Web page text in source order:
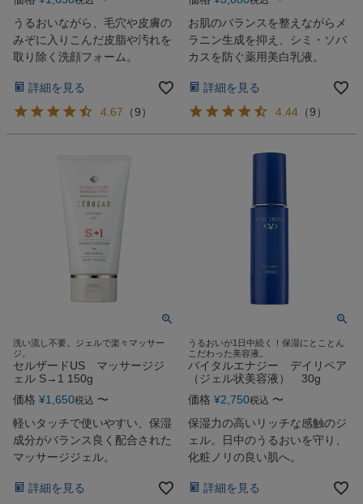
うるおいながら、毛穴や皮膚の
みぞに入りこんだ皮脂や汚れを
取り除く洗顔フォーム。
詳細を見る
4.67 （9）
お肌のバランスを整えながらメ
ラニン生成を抑え、シミ・ソバ
カスを防ぐ薬用美白乳液。
詳細を見る
4.44 （9）
洗い流し不要。ジェルで楽々マッサー
ジ。
セルザードUS マッサージジ
ェル S→1 150g
価格 ¥1,650税込 〜
軽いタッチで使いやすい、保湿
成分がバランス良く配合された
マッサージジェル。
詳細を見る
うるおいが1日中続く！保湿にとことん
こだわった美容液。
バイタルエナジー デイリペア
（ジェル状美容液） 30g
価格 ¥2,750税込 〜
保湿力の高いリッチな感触のジ
ェル。日中のうるおいを守り、
化粧ノリの良い肌へ。
詳細を見る